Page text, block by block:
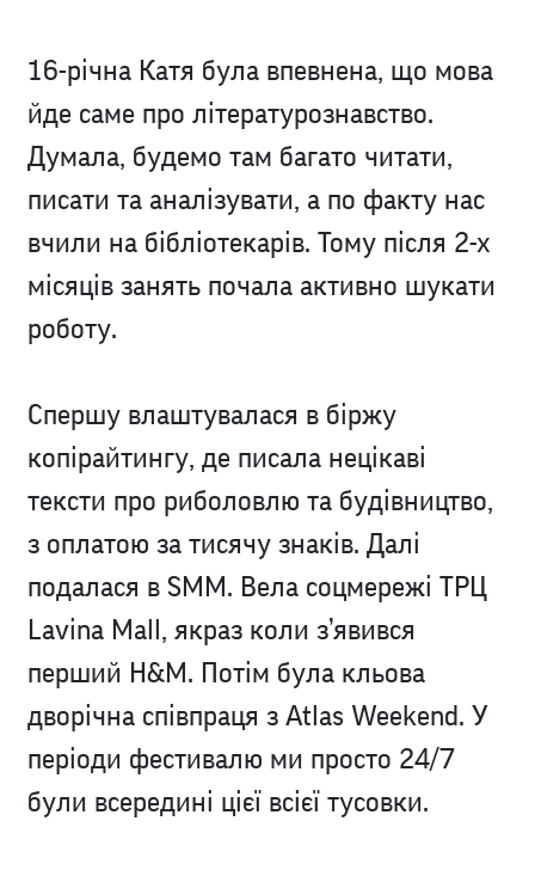
16-річна Катя була впевнена, що мова
йде саме про літературознавство.
Думала, будемо там багато читати,
писати та аналізувати, а по факту нас
вчили на бібліотекарів. Тому після 2-х
місяців занять почала активно шукати
роботу.
Спершу влаштувалася в біржу
копірайтингу, де писала нецікаві
тексти про риболовлю та будівництво,
з оплатою за тисячу знаків. Далі
подалася в SMM. Вела соцмережі ТРЦ
Lavina Mall, якраз коли з’явився
перший H&M. Потім була кльова
дворічна співпраця з Atlas Weekend. У
періоди фестивалю ми просто 24/7
були всередині цієї всієї тусовки.